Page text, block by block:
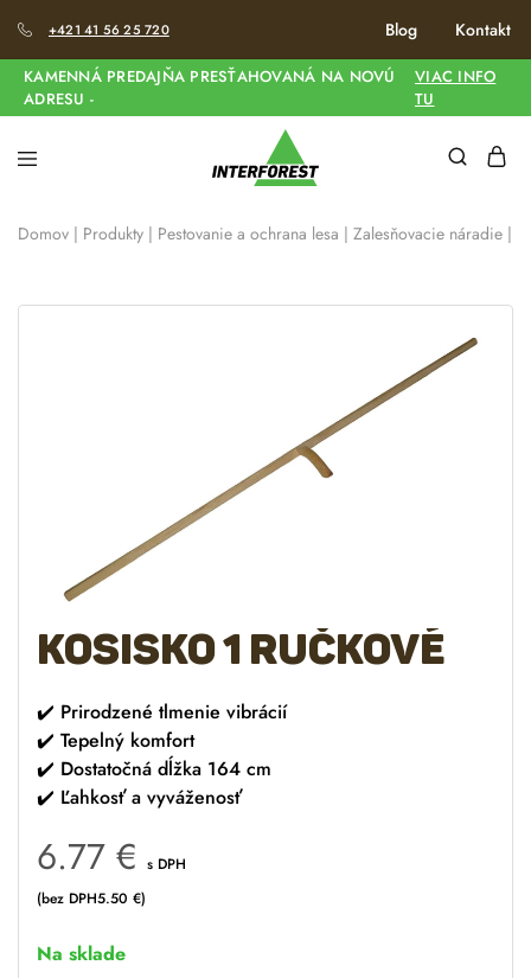
+421 41 56 25 720 Blog Kontakt
KAMENNÁ PREDAJŇA PRESŤAHOVANÁ NA NOVÚ
ADRESU -
VIAC INFO
TU
Domov | Produkty | Pestovanie a ochrana lesa | Zalesňovacie náradie |
Kosisko 1 ručkové
✔️ Prirodzené tlmenie vibrácií
✔️ Tepelný komfort
✔️ Dostatočná dĺžka 164 cm
✔️ Ľahkosť a vyváženosť
6.77 € s DPH
(bez DPH5.50 €)
Na sklade